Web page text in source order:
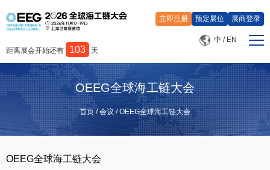
展览
会议
中 / EN
距离展会开始还有
103 天
立即注册 预定展位 展商登录
OEEG全球海工链大会
首页 /会议 /OEEG全球海工链大会
OEEG全球海工链大会